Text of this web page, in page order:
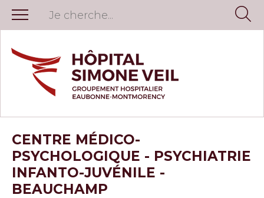
CENTRE MÉDICO-
PSYCHOLOGIQUE - PSYCHIATRIE
INFANTO-JUVÉNILE -
BEAUCHAMP